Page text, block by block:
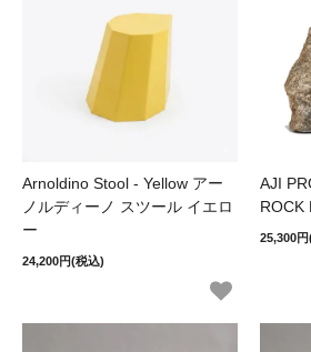
Arnoldino Stool - Yellow アー
ノルディーノ スツール イエロ
ー
24,200円(税込)
AJI
ROCK
25,300